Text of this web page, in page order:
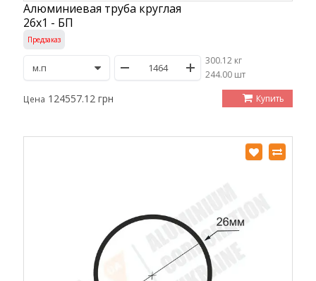
Алюминиевая труба круглая
26х1 - БП
Предзаказ
300.12 кг
/244.00 шт
Цена 124557.12 грн Купить